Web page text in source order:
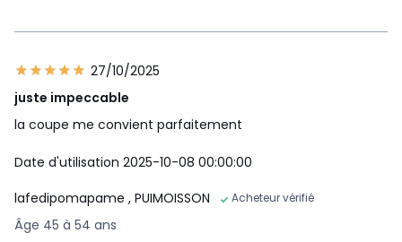
27/10/2025
juste impeccable
la coupe me convient parfaitement
Date d'utilisation 2025-10-08 00:00:00
lafedipomapame , PUIMOISSON Acheteur vérifié
Âge 45 à 54 ans